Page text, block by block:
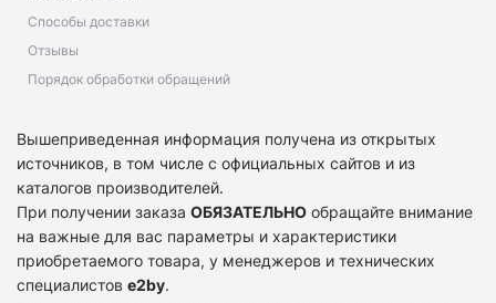
Способы доставки
Отзывы
Порядок обработки обращений
Вышеприведенная информация получена из открытых
источников, в том числе с официальных сайтов и из
каталогов производителей.
При получении заказа ОБЯЗАТЕЛЬНО обращайте внимание
на важные для вас параметры и характеристики
приобретаемого товара, у менеджеров и технических
специалистов e2by.